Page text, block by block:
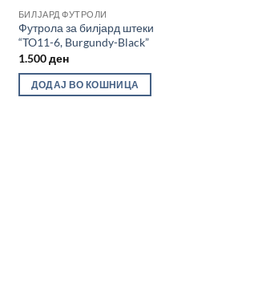
БИЛЈАРД ФУТРОЛИ
Футрола за билјард штеки
“TO11-6, Burgundy-Black”
1.500ден
ДОДАЈ ВО КОШНИЦА